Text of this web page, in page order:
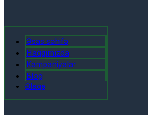
Əsas səhifə
Haqqımızda
Kampaniyalar
Blog
Əlaqə